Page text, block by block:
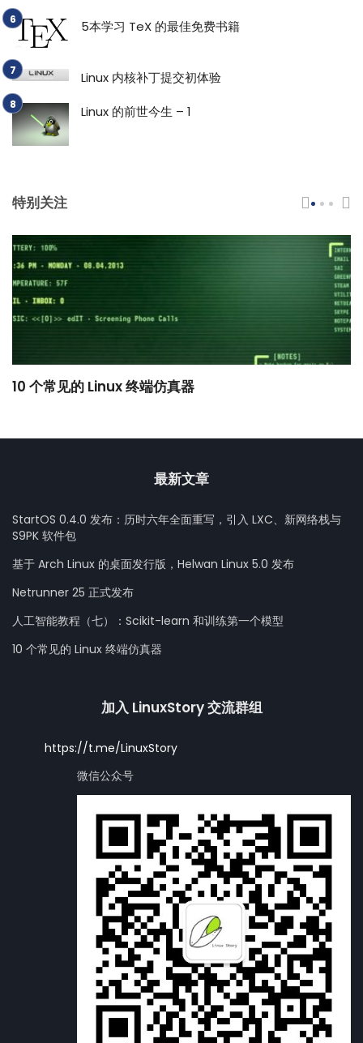
5本学习 TeX 的最佳免费书籍
Linux 内核补丁提交初体验
Linux 的前世今生 – 1
特别关注
10 个常见的 Linux 终端仿真器
最新文章
StartOS 0.4.0 发布：历时六年全面重写，引入 LXC、新网络栈与
S9PK 软件包
基于 Arch Linux 的桌面发行版，Helwan Linux 5.0 发布
Netrunner 25 正式发布
人工智能教程（七）：Scikit-learn 和训练第一个模型
10 个常见的 Linux 终端仿真器
加入 LinuxStory 交流群组
https://t.me/LinuxStory
微信公众号